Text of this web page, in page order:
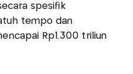
spesifik
tempo dan
Rp1.300 triliun